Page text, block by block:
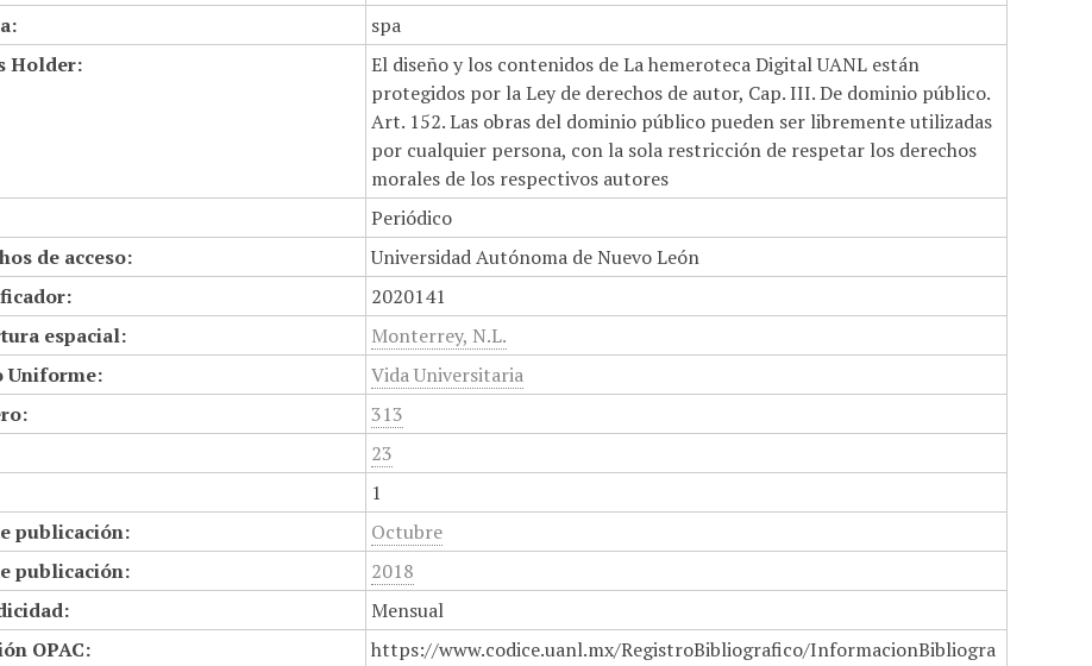
spa
Holder:
El diseño y los contenidos de La hemeroteca Digital UANL están
protegidos por la Ley de derechos de autor, Cap. III. De dominio público.
Art. 152. Las obras del dominio público pueden ser libremente utilizadas
por cualquier persona, con la sola restricción de respetar los derechos
morales de los respectivos autores
Periódico
de acceso:
Universidad Autónoma de Nuevo León
2020141
espacial:
Monterrey, N.L.
Uniforme:
Vida Universitaria
313
23
1
publicación:
Octubre
publicación:
2018
Mensual
OPAC:
https://www.codice.uanl.mx/RegistroBibliografico/InformacionBibliogra